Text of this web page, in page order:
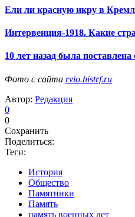
Ели ли красную икру в
Интервенция-1918. Какие
10 лет назад была
Фото с сайта rvio.histrf.ru
Автор: Редакция
0
0
Сохранить
Поделиться:
Теги:
История
Общество
Памятники
Память
память военных лет